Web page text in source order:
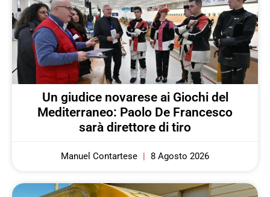
Un giudice novarese ai Giochi del
Mediterraneo: Paolo De Francesco
sarà direttore di tiro
Manuel Contartese 8 Agosto 2026